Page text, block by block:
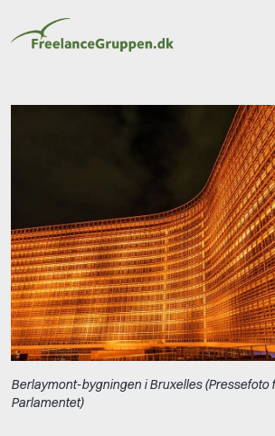
Berlaymont-bygningen i Bruxelles (Pressefoto
Parlamentet)